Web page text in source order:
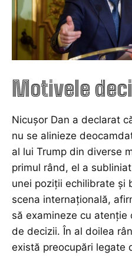
Motivele
Nicușor Dan a declarat
nu se alinieze
al lui Trump din diverse
primul rând, el a
unei poziții echilibrate și
scena internațională,
să examineze cu
de decizii. În al doilea
există preocupări legate